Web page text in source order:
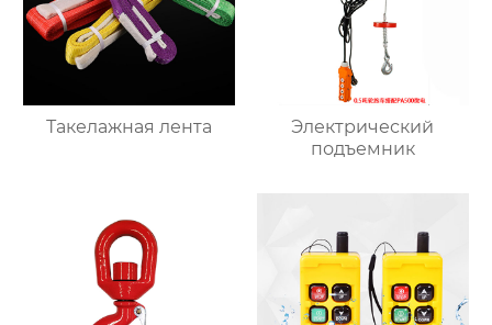
Такелажная лента
Электрический
подъемник